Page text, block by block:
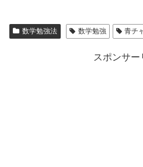
数学勉強法 数学勉強 青チ
スポンサー